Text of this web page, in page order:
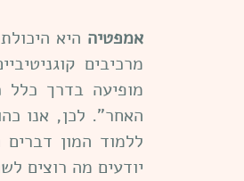
אמפטיה היא
מרכיבים
מופיעה בדרך
האחר". לכן, אנו
ללמוד המון
יודעים מה רוצים